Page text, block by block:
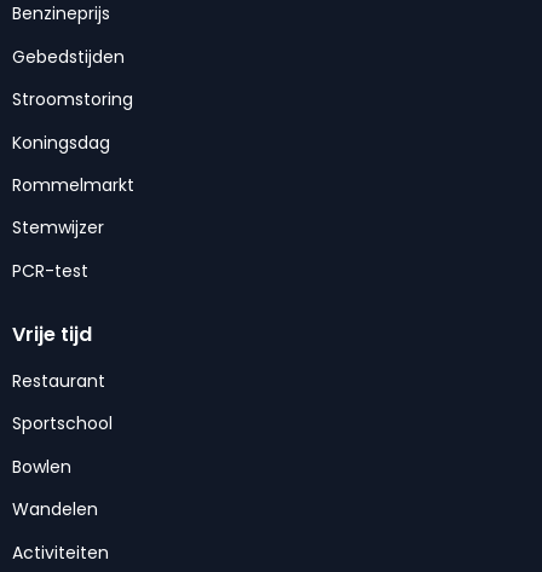
Benzineprijs
Gebedstijden
Stroomstoring
Koningsdag
Rommelmarkt
Stemwijzer
PCR-test
Vrije tijd
Restaurant
Sportschool
Bowlen
Wandelen
Activiteiten